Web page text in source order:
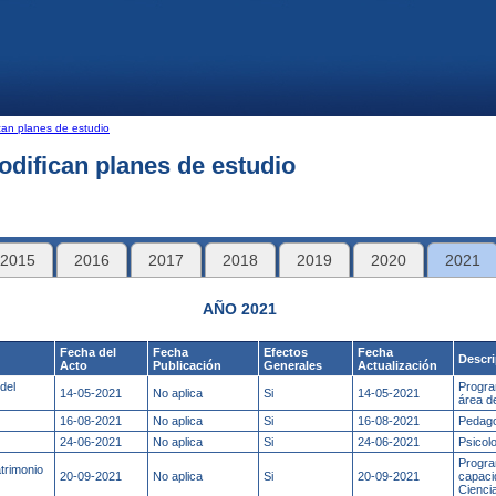
planes de estudio
planes de estudio
2015 2016 2017 2018 2019 2020 2021
AÑO 2021
Fecha del
Acto
Fecha
Publicación
Efectos
Generales
Fecha
Actualización
14-05-2021 No aplica Si 14-05-2021
área
16-08-2021
No aplica Si 16-08-2021
24-06-2021
No aplica Si 24-06-2021
20-09-2021 No aplica Si 20-09-2021